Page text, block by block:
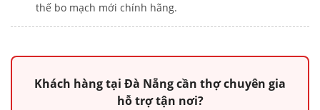
thế bo mạch mới chính hãng.
Khách hàng tại Đà Nẵng cần thợ chuyên gia
hỗ trợ tận nơi?